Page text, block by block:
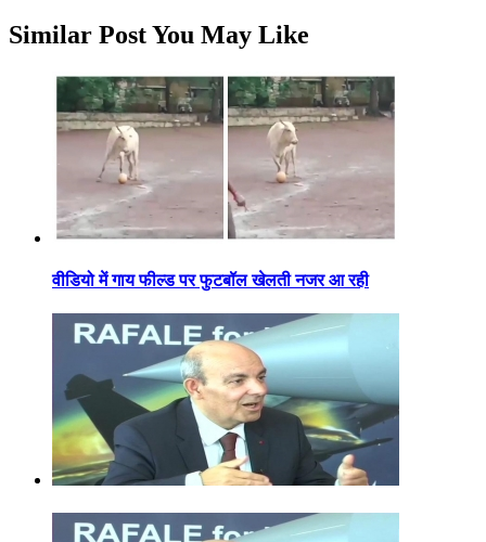
Similar Post You May Like
वीडियो में गाय फील्ड पर फुटबॉल खेलती नजर आ रही